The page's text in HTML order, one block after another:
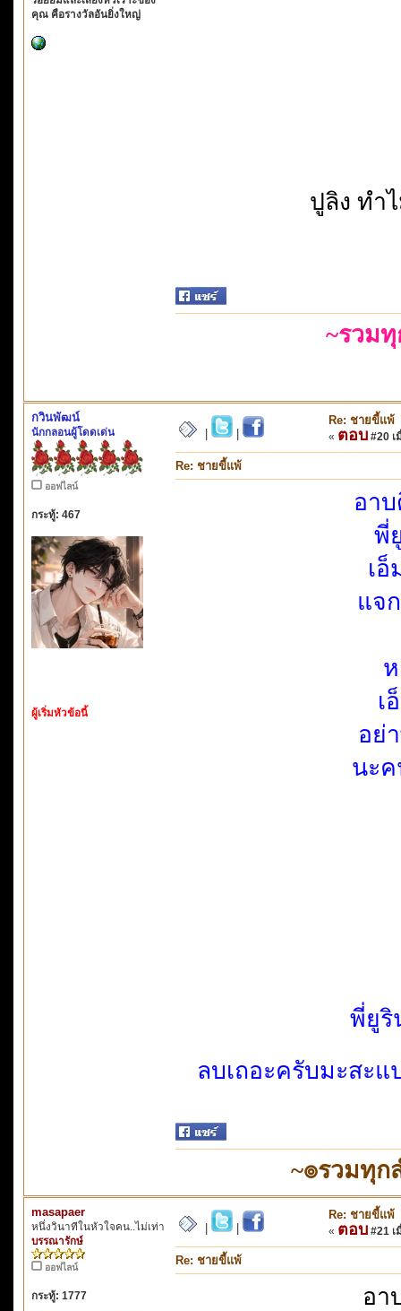
คุณ คือรางวัลอันยิ่งใหญ่
ปูลิง ทํา
~รวม
กวินพัฒน์
นักกลอนผู้โดดเด่น
ออฟไลน์
กระทู้: 467
ผู้เริ่มหัวข้อนี้
Re: ชายขี้แพ้
« ตอบ #20 เ
Re: ชายขี้แพ้
อา
พี่
เ
แจ
เ
อย่
นะ
พี่ยูริ
ลบเถอะครับมะสะ
~๏รวมทุ
masapaer
หนึ่งวินาทีในหัวใจคน..ไม่เท่า
บรรณารักษ์
ออฟไลน์
กระทู้: 1777
Re: ชายขี้แพ้
« ตอบ #21 เ
Re: ชายขี้แพ้
อา